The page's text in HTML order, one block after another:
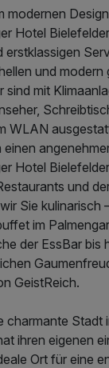
modernen
Hotel
erstklassigen
hellen und
sind mit
WLAN
einen
Hotel
und
Sie kulinarisch
im
der EssBar bis
GeistReich.
charmante Stadt
ihren eigenen
Ort für eine